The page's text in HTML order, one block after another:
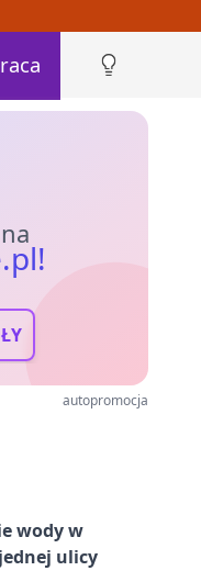
autopromocja
wody w
ulicy